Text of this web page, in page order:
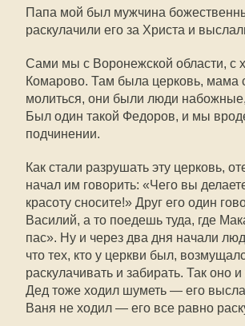
Папа мой был мужчина
раскулачили его за Христа и
Сами мы с Воронежской области, с
Комарово. Там была церковь, мама
молиться, они были люди
Был один такой Федоров, и мы
подчинении.
Как стали разрушать эту церковь,
начал им говорить: «Чего вы
красоту сносите!» Друг его один
Василий, а то поедешь туда, где
пас». Ну и через два дня начали
что тех, кто у церкви был,
раскулачивать и забирать. Так оно и
Дед тоже ходил шуметь — его
Ваня не ходил — его все равно